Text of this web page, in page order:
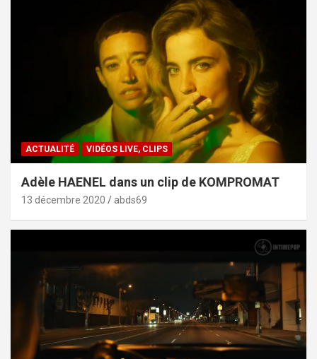
ACTUALITÉ VIDÉOS LIVE, CLIPS
Adèle HAENEL dans un clip de KOMPROMAT
13 décembre 2020 abds69